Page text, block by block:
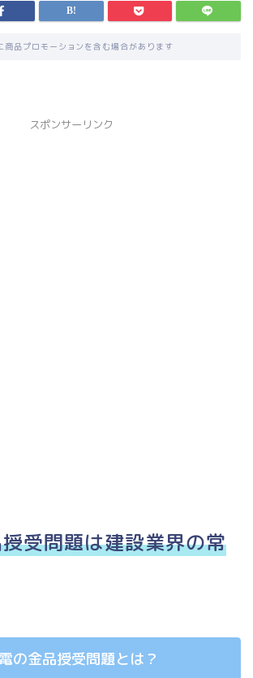
商品プロモーションを含む場合があります
スポンサーリンク
受問題は建設業界の常
の金品授受問題とは？